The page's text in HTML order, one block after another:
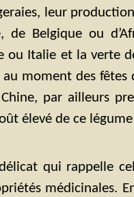
leur
de Belgique ou
ou Italie et la verte
au moment des
par ailleurs
élevé de ce
qui rappelle
médicinales.